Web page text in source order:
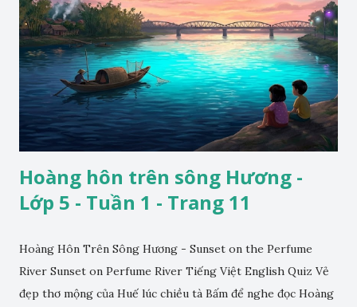
Hoàng hôn trên sông Hương -
Lớp 5 - Tuần 1 - Trang 11
Hoàng Hôn Trên Sông Hương - Sunset on the Perfume
River Sunset on Perfume River Tiếng Việt English Quiz Vẻ
đẹp thơ mộng của Huế lúc chiều tà Bấm để nghe đọc Hoàng